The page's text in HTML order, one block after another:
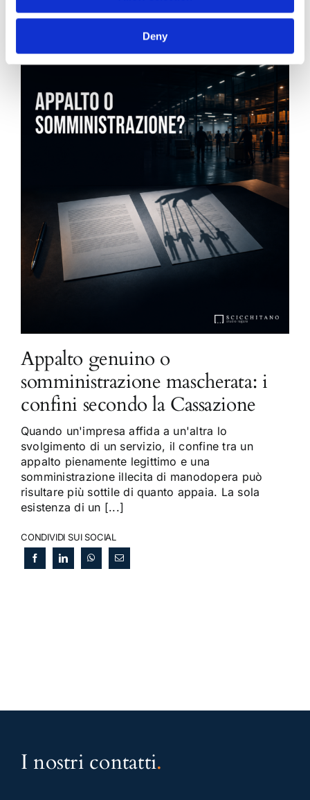
Deny
Appalto genuino o
somministrazione mascherata: i
confini secondo la Cassazione
Quando un'impresa affida a un'altra lo
svolgimento di un servizio, il confine tra un
appalto pienamente legittimo e una
somministrazione illecita di manodopera può
risultare più sottile di quanto appaia. La sola
esistenza di un [...]
CONDIVIDI SUI SOCIAL
I nostri contatti.